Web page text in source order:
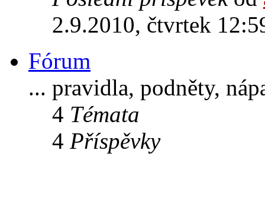
2.9.2010, čtvrtek
Fórum
... pravidla, podněty,
4 Témata
4 Příspěvky